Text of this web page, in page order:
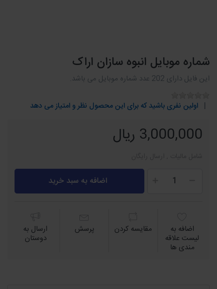
شماره موبایل انبوه سازان اراک
این فایل دارای 202 عدد شماره موبایل می باشد.
اولین نفری باشید که برای این محصول نظر و امتیاز می دهد
3,000,000 ریال
اضافه به سبد خرید
اضافه به
لیست علاقه
مندی ها
مقايسه كردن پرسش ارسال به
دوستان